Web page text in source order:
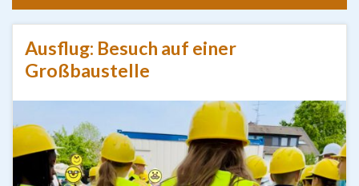
Ausflug: Besuch auf einer
Großbaustelle